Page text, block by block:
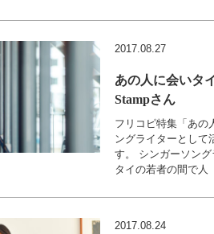
2017.08.27
あの人に会いタ
Stampさん
フリコピ特集「あの
ングライターとして
す。 シンガーソン
タイの若者の間で人
2017.08.24